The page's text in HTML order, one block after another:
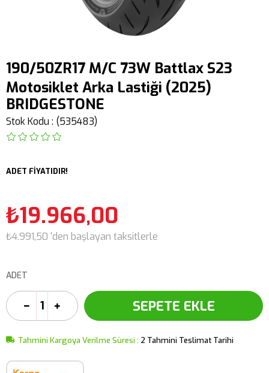
190/50ZR17 M/C 73W Battlax S23
Motosiklet Arka Lastiği (2025)
BRIDGESTONE
Stok Kodu (535483)
ADET FİYATIDIR!
₺19.966,00
₺4.991,50 'den başlayan taksitlerle
ADET
Tahmini Kargoya Verilme Süresi : 2 Tahmini Teslimat Tarihi